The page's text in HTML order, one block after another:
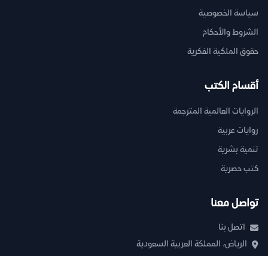
سياسة الخصوصية
الشروط والأحكام
حقوق الملكية الفكرية
أقسام الكتب
الروايات العالمية المترجمة
روايات عربية
تنمية بشرية
كتب حصرية
تواصل معنا
اتصل بنا
الرياض، المملكة العربية السعودية